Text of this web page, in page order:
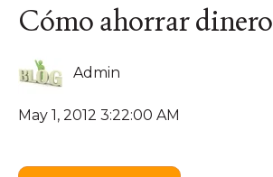
Cómo ahorrar dinero
Admin
May 1, 2012 3:22:00 AM